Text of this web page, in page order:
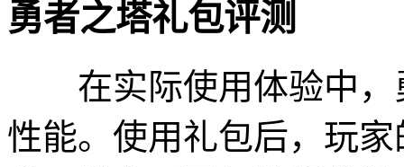
勇者之塔礼包评测
在实际使用体验中，
性能。使用礼包后，玩